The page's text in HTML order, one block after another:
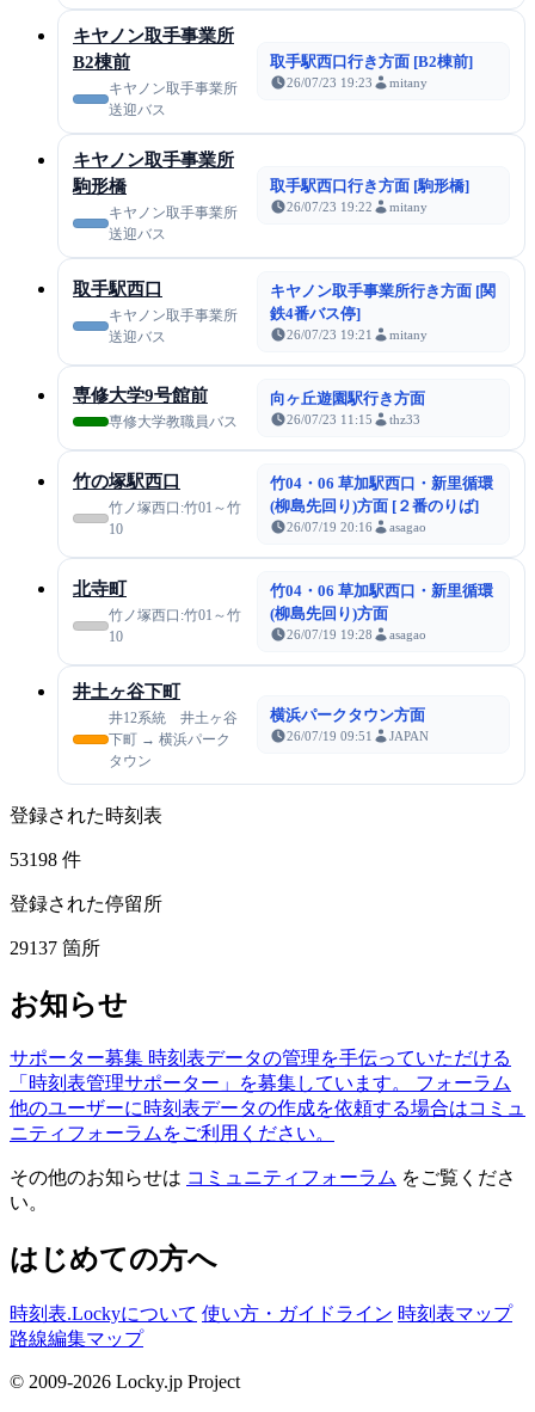
キヤノン取手事業所
B2棟前
キヤノン取手事業所
送迎バス
取手駅西口行き方面 [B2棟前]
26/07/23 19:23 mitany
キヤノン取手事業所
駒形橋
キヤノン取手事業所
送迎バス
取手駅西口行き方面 [駒形橋]
26/07/23 19:22 mitany
取手駅西口
キヤノン取手事業所
送迎バス
キヤノン取手事業所行き方面 [関
鉄4番バス停]
26/07/23 19:21 mitany
専修大学9号館前
専修大学教職員バス
向ヶ丘遊園駅行き方面
26/07/23 11:15 thz33
竹の塚駅西口
竹ノ塚西口:竹01～竹
10
竹04・06 草加駅西口・新里循環
(柳島先回り)方面 [２番のりば]
26/07/19 20:16 asagao
北寺町
竹ノ塚西口:竹01～竹
10
竹04・06 草加駅西口・新里循環
(柳島先回り)方面
26/07/19 19:28 asagao
井土ヶ谷下町
井12系統 井土ヶ谷
下町 → 横浜パーク
タウン
横浜パークタウン方面
26/07/19 09:51 JAPAN
登録された時刻表
53198 件
登録された停留所
29137 箇所
お知らせ
サポーター募集 時刻表データの管理を手伝っていただける
「時刻表管理サポーター」を募集しています。
フォーラム
他のユーザーに時刻表データの作成を依頼する場合はコミュ
ニティフォーラムをご利用ください。
その他のお知らせは コミュニティフォーラム をご覧くださ
い。
はじめての方へ
時刻表.Lockyについて 使い方・ガイドライン 時刻表マップ
路線編集マップ
© 2009-2026 Locky.jp Project